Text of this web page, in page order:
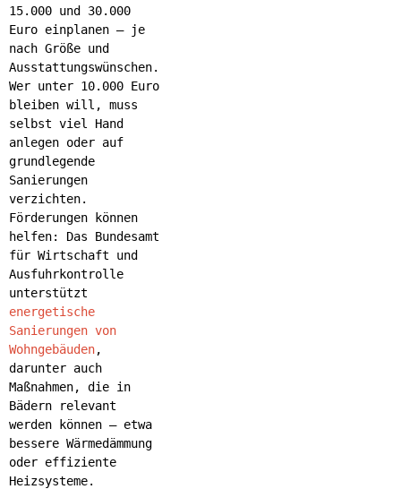
15.000 und 30.000
Euro einplanen – je
nach Größe und
Ausstattungswünschen.
Wer unter 10.000 Euro
bleiben will, muss
selbst viel Hand
anlegen oder auf
grundlegende
Sanierungen
verzichten.
Förderungen können
helfen: Das Bundesamt
für Wirtschaft und
Ausfuhrkontrolle
unterstützt
energetische
Sanierungen von
Wohngebäuden,
darunter auch
Maßnahmen, die in
Bädern relevant
werden können – etwa
bessere Wärmedämmung
oder effiziente
Heizsysteme.